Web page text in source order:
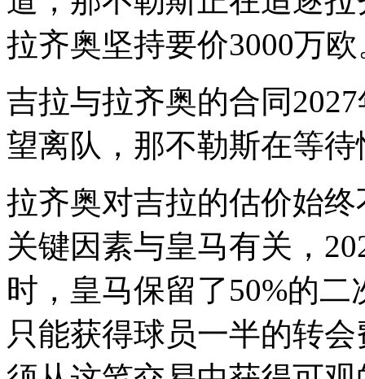
拉齐奥坚持要价3000万
吉拉与拉齐奥的合同
望离队，那不勒斯在等
拉齐奥对吉拉的估价始
关键因素与皇马有关，
时，皇马保留了50%的
只能获得球员一半的转